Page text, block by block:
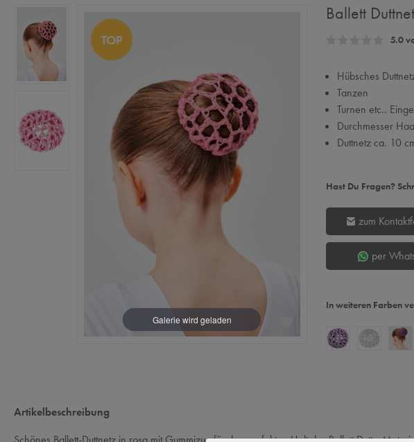
TOP
Ballett
5.0
Hübsches
Tanzen
Turnen etc..
Durchmesser
Duttnetz ca. 10
Hast Du Fragen?
zum
per
In weiteren Farben
Artikelbeschreibung